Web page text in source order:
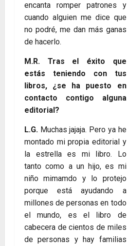
encanta romper patrones y
cuando alguien me dice que
no podré, me dan más ganas
de hacerlo.
M.R. Tras el éxito que
estás teniendo con tus
libros, ¿se ha puesto en
contacto contigo alguna
editorial?
L.G. Muchas jajaja. Pero ya he
montado mi propia editorial y
la estrella es mi libro. Lo
tanto como a un hijo, es mi
niño mimamdo y lo protejo
porque está ayudando a
millones de personas en todo
el mundo, es el libro de
cabecera de cientos de miles
de personas y hay familias